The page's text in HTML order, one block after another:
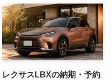
レクサスLBXの納期・予約